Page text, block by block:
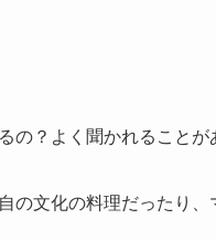
の？よく聞かれることが
の文化の料理だったり